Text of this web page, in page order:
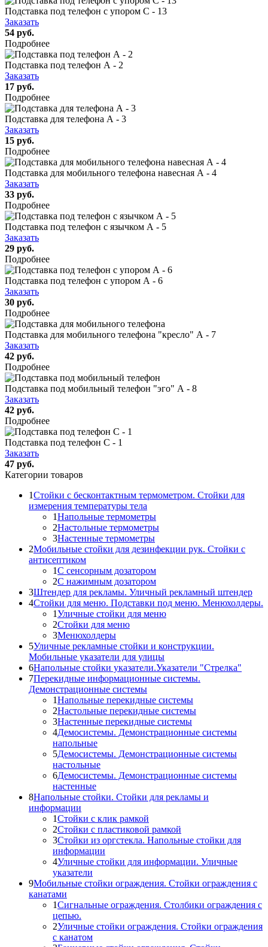
Подставка под телефон с упором С - 13
Заказать
54 руб.
Подробнее
Подставка под телефон А - 2
Заказать
17 руб.
Подробнее
Подставка для телефона А - 3
Заказать
15 руб.
Подробнее
Подставка для мобильного телефона навесная А - 4
Заказать
33 руб.
Подробнее
Подставка под телефон с язычком А - 5
Заказать
29 руб.
Подробнее
Подставка под телефон с упором А - 6
Заказать
30 руб.
Подробнее
Подставка для мобильного телефона "кресло" А - 7
Заказать
42 руб.
Подробнее
Подставка под мобильный телефон "эго" А - 8
Заказать
42 руб.
Подробнее
Подставка под телефон С - 1
Заказать
47 руб.
Категории товаров
1Стойки с бесконтактным термометром. Стойки для
измерения температуры тела
1Напольные термометры
2Настольные термометры
3Настенные термометры
2Мобильные стойки для дезинфекции рук. Стойки с
антисептиком
1С сенсорным дозатором
2С нажимным дозатором
3Штендер для рекламы. Уличный рекламный штендер
4Стойки для меню. Подставки под меню. Менюхолдеры.
1Уличные стойки для меню
2Стойки для меню
3Менюхолдеры
5Уличные рекламные стойки и конструкции.
Мобильные указатели для улицы
6Напольные стойки указатели.Указатели "Стрелка"
7Перекидные информационные системы.
Демонстрационные системы
1Напольные перекидные системы
2Настольные перекидные системы
3Настенные перекидные системы
4Демосистемы. Демонстрационные системы
напольные
5Демосистемы. Демонстрационные системы
настольные
6Демосистемы. Демонстрационные системы
настенные
8Напольные стойки. Стойки для рекламы и
информации
1Стойки с клик рамкой
2Стойки с пластиковой рамкой
3Стойки из оргстекла. Напольные стойки для
информации
4Уличные стойки для информации. Уличные
указатели
9Мобильные стойки ограждения. Стойки ограждения с
канатами
1Сигнальные ограждения. Столбики ограждения с
цепью.
2Уличные стойки ограждения. Стойки ограждения
с канатом